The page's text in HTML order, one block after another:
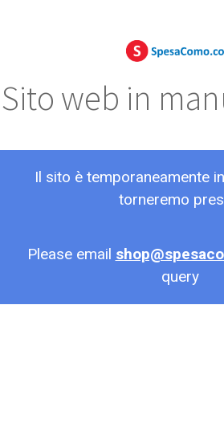
Sito web in
Il sito è temporaneamente
torneremo
Please email
query